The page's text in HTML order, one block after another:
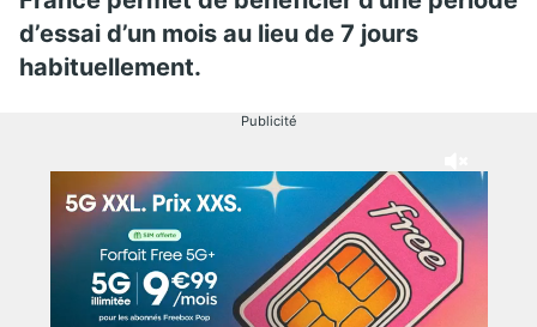
d’essai d’un mois au lieu de 7 jours
habituellement.
Publicité